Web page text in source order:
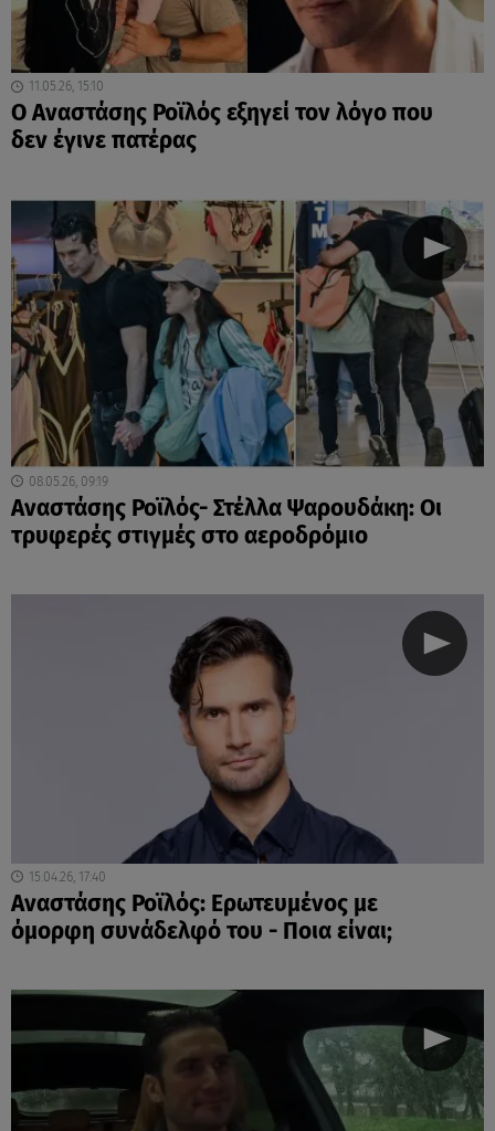
11.05.26, 15:10
Ο Αναστάσης Ροϊλός εξηγεί τον λόγο που
δεν έγινε πατέρας
08.05.26, 09:19
Αναστάσης Ροϊλός- Στέλλα Ψαρουδάκη: Οι
τρυφερές στιγμές στο αεροδρόμιο
15.04.26, 17:40
Αναστάσης Ροϊλός: Ερωτευμένος με
όμορφη συνάδελφό του - Ποια είναι;